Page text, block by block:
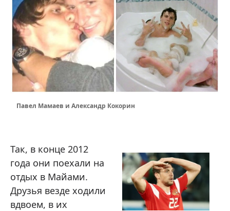
Павел Мамаев и Александр Кокорин
Так, в конце 2012
года они поехали на
отдых в Майами.
Друзья везде ходили
вдвоем, в их